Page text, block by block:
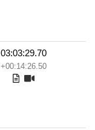
03:03:29.70
+00:14:26.50